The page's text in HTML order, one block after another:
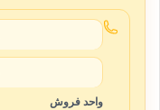
واحد فروش